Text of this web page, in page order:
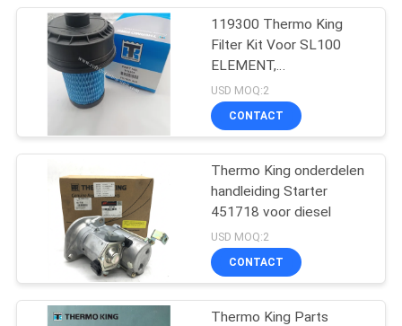
Isuzu Refrigerated
Truck
De semi Eenheden
van de
Aanhangwagenkoeling
13
119300 Thermo King
Filter Kit Voor SL100
ELEMENT,
LUCHTFILTER,
TRAILER/SB luchtfilter
USD MOQ:2
CONTACT
Thermo King onderdelen
handleiding Starter
451718 voor diesel
USD MOQ:2
CONTACT
Thermo King Parts